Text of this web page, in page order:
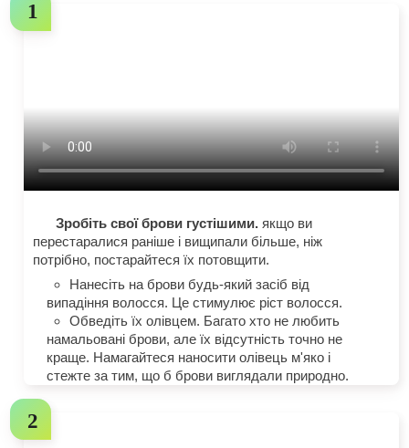
Зробіть свої брови густішими. якщо ви
перестаралися раніше і вищипали більше, ніж
потрібно, постарайтеся їх потовщити.
Нанесіть на брови будь-який засіб від
випадіння волосся. Це стимулює ріст волосся.
Обведіть їх олівцем. Багато хто не любить
намальовані брови, але їх відсутність точно не
краще. Намагайтеся наносити олівець м'яко і
стежте за тим, що б брови виглядали природно.